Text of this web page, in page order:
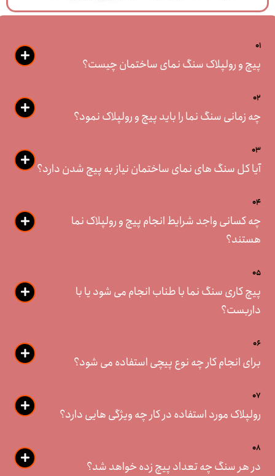
01
پیچ و رولپلاک سنگ نمای ساختمان چیست؟
02
چه زمانی سنگ نما را باید پیچ و رولپلاک نمود؟
03
آیا کل سنگ های نمای ساختمان نیاز به پیچ شدن دارد؟
04
چه کسانی واجد شرایط انجام پیچ و رولپلاک نما
هستند؟
05
پیچ کاری سنگ نما با طناب انجام می شود یا با
داربست؟
06
برای انجام کار چه نوع پیچی استفاده می شود؟
07
رولپلاک مورد استفاده در کار چه ویژگی هایی دارد؟
08
در هر سنگ چه تعداد پیچ زده خواهد شد؟